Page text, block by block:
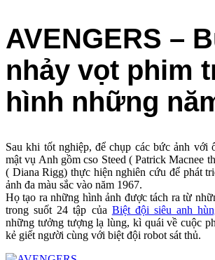
AVENGERS –
nhảy vọt phim
hình những
Sau khi tốt nghiệp, để chụp các bức ảnh với
mật vụ Anh gồm cso Steed ( Patrick Macnee
( Diana Rigg) thực hiện nghiên cứu để phát
ảnh đa màu sắc vào năm 1967.
Họ tạo ra những hình ảnh được tách ra từ
trong suốt 24 tập của Biệt đội siêu anh
những tưởng tượng lạ lùng, kì quái về cuộc
kẻ giết người cùng với biệt đội robot sát thủ.